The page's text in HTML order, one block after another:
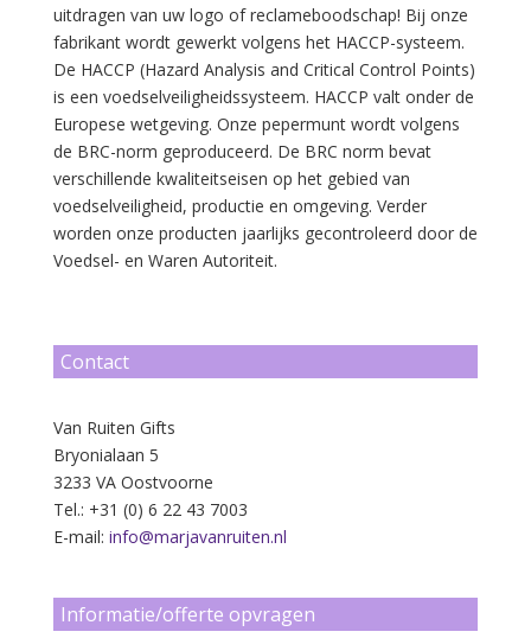
uitdragen van uw logo of reclameboodschap! Bij onze
fabrikant wordt gewerkt volgens het HACCP-systeem.
De HACCP (Hazard Analysis and Critical Control Points)
is een voedselveiligheidssysteem. HACCP valt onder de
Europese wetgeving. Onze pepermunt wordt volgens
de BRC-norm geproduceerd. De BRC norm bevat
verschillende kwaliteitseisen op het gebied van
voedselveiligheid, productie en omgeving. Verder
worden onze producten jaarlijks gecontroleerd door de
Voedsel- en Waren Autoriteit.
Contact
Van Ruiten Gifts
Bryonialaan 5
3233 VA Oostvoorne
Tel.: +31 (0) 6 22 43 7003
E-mail: info@marjavanruiten.nl
Informatie/offerte opvragen